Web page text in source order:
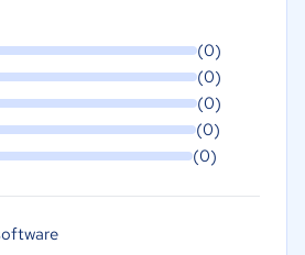
(0)
(0)
(0)
(0)
(0)